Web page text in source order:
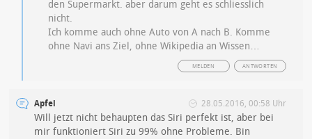
den Supermarkt. aber darum geht es schliesslich
nicht.
Ich komme auch ohne Auto von A nach B. Komme
ohne Navi ans Ziel, ohne Wikipedia an Wissen…
ANTWORTEN
MELDEN
Apfel 28.05.2016, 00:58 Uhr
Will jetzt nicht behaupten das Siri perfekt ist, aber bei
mir funktioniert Siri zu 99% ohne Probleme. Bin